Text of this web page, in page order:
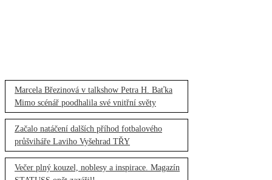
Marcela Březinová v talkshow Petra H. Baťka
Mimo scénář poodhalila své vnitřní světy
Začalo natáčení dalších příhod fotbalového
průšviháře Laviho Vyšehrad TŘY
Večer plný kouzel, noblesy a inspirace. Magazín